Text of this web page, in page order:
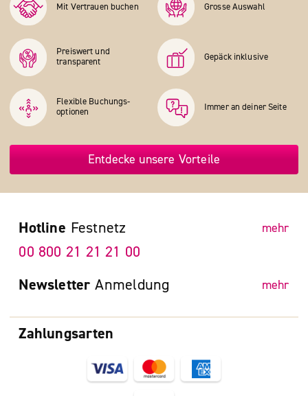
Mit Vertrauen buchen Grosse Auswahl
Preiswert und
transparent
Gepäck inklusive
Flexible Buchungs­
optionen
Immer an deiner Seite
Entdecke unsere Vorteile
Zahlungsarten
Hotline Festnetz mehr
00 800 21 21 21 00
Newsletter Anmeldung mehr